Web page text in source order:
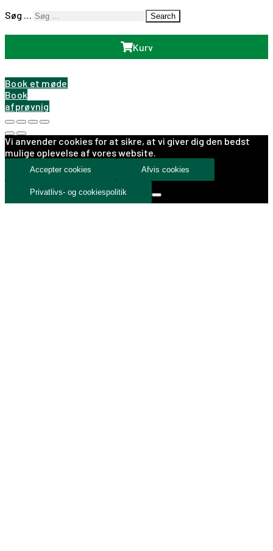
Søg … Search
Kurv
Book et møde
Book
afprøvnig
Vi anvender cookies for at sikre, at vi giver dig den bedst
mulige oplevelse af vores website.
Accepter cookies Afvis cookies
Privatlivs- og cookiespolitik